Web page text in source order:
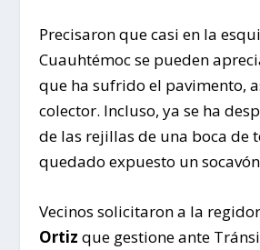
Precisaron que casi en la
Cuauhtémoc se pueden
que ha sufrido el pavimento,
colector. Incluso, ya se ha
de las rejillas de una boca de
quedado expuesto un socavón
Vecinos solicitaron a la
Ortiz que gestione ante